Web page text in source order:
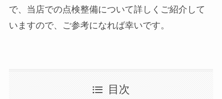
で、当店での点検整備について詳しくご紹介して
いますので、ご参考になれば幸いです。
目次